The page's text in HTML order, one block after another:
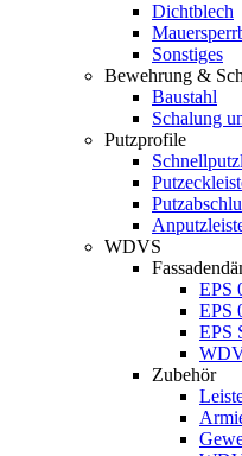
Dichtblech
Sonstiges
Bewehrung &
Baustahl
Schalung
Putzprofile
WDVS
EPS
EPS
EPS
Zubehör